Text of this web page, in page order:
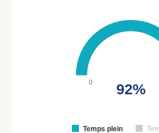
Temps plein
0 92%